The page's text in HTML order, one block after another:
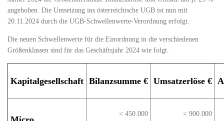
angehoben. Die Umsetzung ins österreichische UGB ist nun mit
20.11.2024 durch die UGB-Schwellenwerte-Verordnung erfolgt.
Die neuen Schwellenwerte für die Einordnung in die verschiedenen
Größenklassen sind für das Geschäftsjahr 2024 wie folgt.
Kapitalgesellschaft Bilanzsumme € Umsatzerlöse €
< 450.000
< 900.000